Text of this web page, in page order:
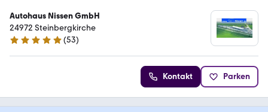
Autohaus Nissen GmbH
24972 Steinbergkirche
4.9 Sterne
(53)
Kontakt Parken